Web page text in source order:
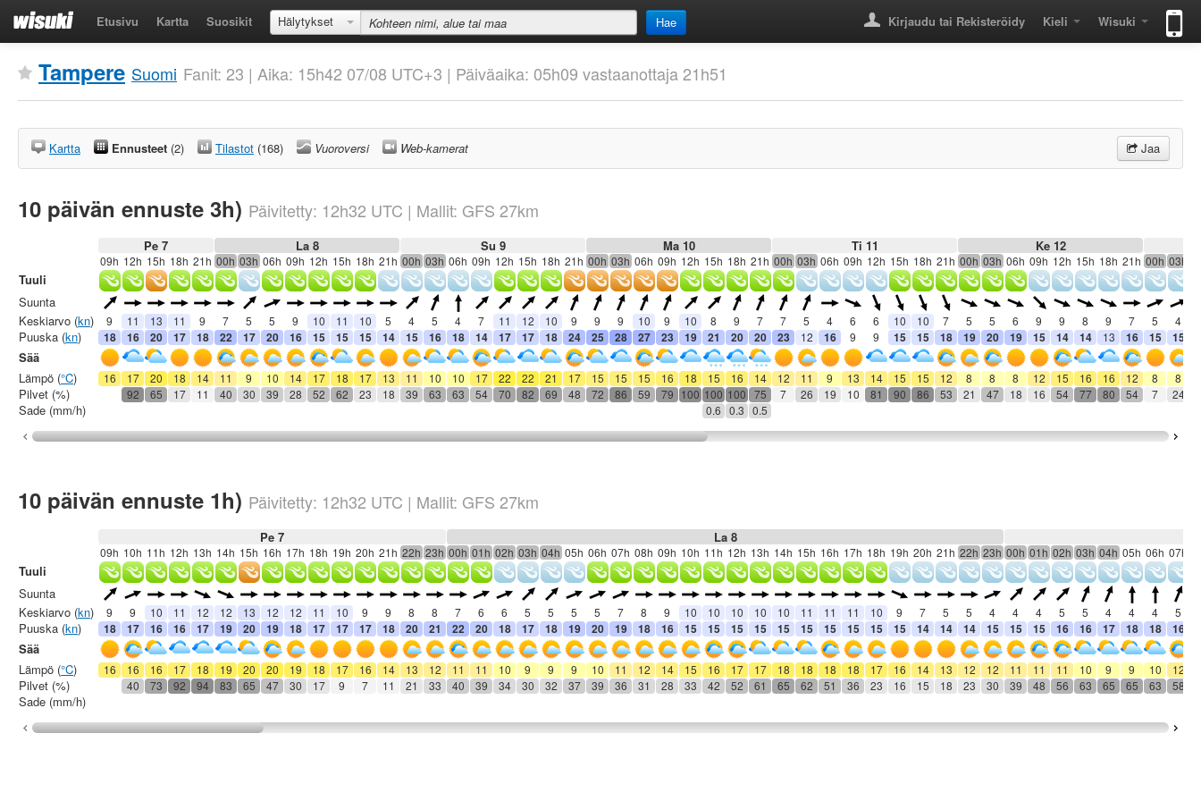
Etusivu Kartta Suosikit Hälytykset Hae Kirjaudu tai Rekisteröidy Kieli Wisuki
Tampere Suomi Fanit: 23 | Aika: 15h42 07/08 UTC+3 | Päiväaika: 05h09 vastaanottaja 21h51
Kartta Ennusteet (2) Tilastot (168) Vuoroversi Web-kamerat Jaa
10 päivän ennuste 3h) Päivitetty: 12h32 UTC | Mallit: GFS 27km
Pe 7 La 8 Su 9 Ma 10 Ti 11 Ke 12
09h 12h 15h 18h 21h 00h 03h 06h 09h 12h 15h 18h 21h 00h 03h 06h 09h 12h 15h 18h 21h 00h 03h 06h 09h 12h 15h 18h 21h 00h 03h 06h 09h 12h 15h 18h 21h 00h 03h 06h 09h 12h 15h 18h 21h 00h 03h
9 11 13 11 9 7 5 5 9 10 11 10 5 4 5 4 7 11 12 10 9 9 9 10 9 10 8 9 7 7 5 4 6 6 10 10 7 5 5 6 9 9 8 9 7 5 4
18 16 20 17 18 22 17 20 16 15 15 15 14 15 16 18 14 17 17 18 24 25 28 27 23 19 21 20 20 23 12 16 9 9 15 15 18 19 20 19 15 14 14 13 16 15 15
16 17 20 18 14 11 9 10 14 17 18 17 13 11 10 10 17 22 22 21 17 15 15 15 16 18 15 16 14 12 11 9 13 14 15 15 12 8 8 8 12 15 16 16 12 8 8
92
65 17 11 40 30 39 28 52 62 23 18 39 63 63 54 70 82 69 48 72 86 59 79 100 100 100 75 7 26 19 10 81 90 86 53 21 47 18 16 54 77 80 54 7 24
0.6 0.3 0.5
Tuuli
Suunta
Keskiarvo (kn)
Puuska (kn)
Sää
Lämpö (°C)
Pilvet (%)
Sade (mm/h)
10 päivän ennuste 1h) Päivitetty: 12h32 UTC | Mallit: GFS 27km
Pe 7 La 8
09h 10h 11h 12h 13h 14h 15h 16h 17h 18h 19h 20h 21h 22h 23h 00h 01h 02h 03h 04h 05h 06h 07h 08h 09h 10h 11h 12h 13h 14h 15h 16h 17h 18h 19h 20h 21h 22h 23h 00h 01h 02h 03h 04h 05h 06h 07h
9 9 10 11 12 12 13 12 12 11 10 9 9 8 8 7 6 6 5 5 5 5 7 8 9 10 10 10 10 10 11 11 11 10 9 7 5 5 4 4 4 5 5 4 4 4 5
18 17 16 16 17 19 20 19 18 17 17 17 18 20 21 22 20 18 17 18 19 20 19 18 16 15 15 15 15 15 15 15 15 15 15 14 14 14 15 15 15 16 16 17 18 18 16
16 16 16 17 18 19 20 20 19 18 17 16 14 13 12 11 11 10 9 9 9 10 11 12 14 15 16 17 17 18 18 18 18 17 16 14 13 12 12 11 11 11 10 9 9 10 12
40
73 92 94 83 65 47 30 17 9 7 11 21 33 40 39 34 30 32 37 39 36 31 28 33 42 52 61 65 62 51 36 23 16 15 18 23 30 39 48 56 63 65 65 63 58
Tuuli
Suunta
Keskiarvo (kn)
Puuska (kn)
Sää
Lämpö (°C)
Pilvet (%)
Sade (mm/h)